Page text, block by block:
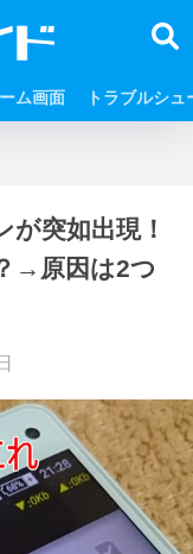
ム画面 トラブルシュ
が突如出現！
→原因は2つ